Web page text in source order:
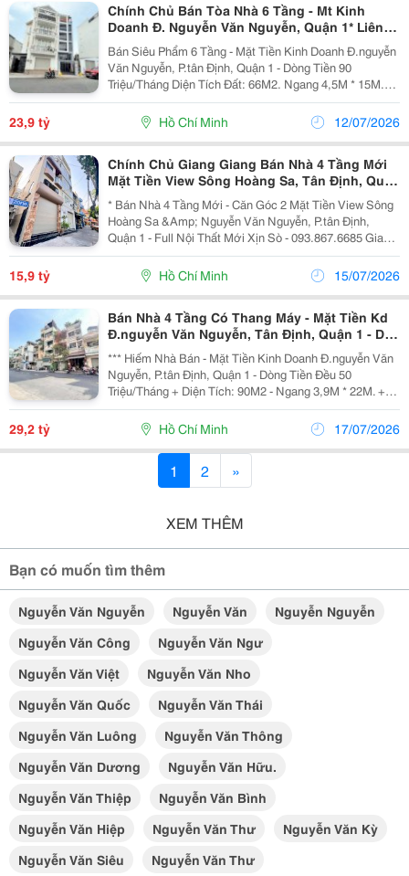
Chính Chủ Bán Tòa Nhà 6 Tầng - Mt Kinh
Doanh Đ. Nguyễn Văn Nguyễn, Quận 1* Liên
Hệ Giang Giang:
Bán Siêu Phẩm 6 Tầng - Mặt Tiền Kinh Doanh Đ.nguyễn
Văn Nguyễn, P.tân Định, Quận 1 - Dòng Tiền 90
Triệu/Tháng Diện Tích Đất: 66M2. Ngang 4,5M * 15M.
Hiện Trạng: Nhà Mới Thang Máy - Nội Thất Hiện Đại.
Pháp Lý: Hoàn Công Chuẩn Chỉnh. Chào: 23,9T -...
23,9 tỷ Hồ Chí Minh 12/07/2026
Chính Chủ Giang Giang Bán Nhà 4 Tầng Mới
Mặt Tiền View Sông Hoàng Sa, Tân Định, Quận
1- Dt 9M*8M- Chỉ 15,9T Tl Giang Giang
* Bán Nhà 4 Tầng Mới - Căn Góc 2 Mặt Tiền View Sông
Hoàng Sa &Amp; Nguyễn Văn Nguyễn, P.tân Định,
Quận 1 - Full Nội Thất Mới Xịn Sò - 093.867.6685 Giang
Giang + Diện Tích: 43,2M2 - Ngang 3,6M Nở Hậu 9M *
8M. + Kết Cấu: 4 Tầng Mới Vào Ở Ngay. +...
15,9 tỷ Hồ Chí Minh 15/07/2026
Bán Nhà 4 Tầng Có Thang Máy - Mặt Tiền Kd
Đ.nguyễn Văn Nguyễn, Tân Định, Quận 1 - Dt
Đẹp 4M*23M Vuông Vức - Hdt Đều 50Tr/Th -
Chính Chủ 1
*** Hiếm Nhà Bán - Mặt Tiền Kinh Doanh Đ.nguyễn Văn
Nguyễn, P.tân Định, Quận 1 - Dòng Tiền Đều 50
Triệu/Tháng + Diện Tích: 90M2 - Ngang 3,9M * 22M. +
Kết Cấu: 4 Tầng - Sân Thượng - Thang Máy - 11Pn. +
View Siêu Đỉnh Trước Nhà Là Chung Cư Horizon...
29,2 tỷ Hồ Chí Minh 17/07/2026
1 2 »
XEM THÊM
Bạn có muốn tìm thêm
Nguyễn Văn Nguyễn Nguyễn Văn
Nguyễn Nguyễn
Nguyễn Văn Công
Nguyễn Văn Ngư
Nguyễn Văn Việt
Nguyễn Văn Nho
Nguyễn Văn Quốc
Nguyễn Văn Thái
Nguyễn Văn Luông
Nguyễn Văn Thông
Nguyễn Văn Dương
Nguyễn Văn Hữu.
Nguyễn Văn Thiệp
Nguyễn Văn Bình
Nguyễn Văn Hiệp
Nguyễn Văn Thư
Nguyễn Văn Kỳ
Nguyễn Văn Siêu
Nguyễn Văn Thư